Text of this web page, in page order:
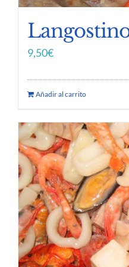
9,50€
Añadir al carrito